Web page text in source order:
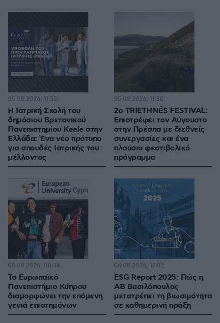
Η Ιατρική Σχολή του
δημόσιου Βρετανικού
Πανεπιστημίου Keele στην
Ελλάδα: Ένα νέο πρότυπο
για σπουδές Ιατρικής του
μέλλοντος
05.08.2026, 11:55
2ο TRIETHNÉS FESTIVAL:
Επιστρέφει τον Αύγουστο
στην Πρέσπα με διεθνείς
συνεργασίες και ένα
πλούσιο φεστιβαλικό
πρόγραμμα
05.08.2026, 11:30
Το Ευρωπαϊκό
Πανεπιστήμιο Κύπρου
διαμορφώνει την επόμενη
γενιά επιστημόνων
05.08.2026, 08:34
ESG Report 2025: Πώς η
ΑΒ Βασιλόπουλος
μετατρέπει τη βιωσιμότητα
σε καθημερινή πράξη
04.08.2026, 17:02